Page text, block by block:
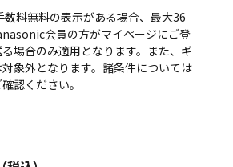
数料無料の表示がある場合、最大36
会員の方がマイページにご登
場合のみ適用となります。また、ギ
象外となります。諸条件については
認ください。